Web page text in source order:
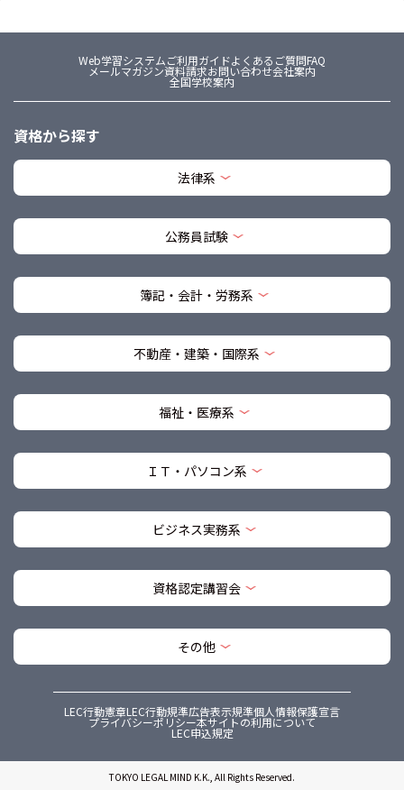
Web学習システムご利用ガイドよくあるご質問FAQ
メールマガジン資料請求お問い合わせ会社案内
全国学校案内
資格から探す
法律系
公務員試験
簿記・会計・労務系
不動産・建築・国際系
福祉・医療系
ＩＴ・パソコン系
ビジネス実務系
資格認定講習会
その他
LEC行動憲章LEC行動規準広告表示規準個人情報保護宣言
プライバシーポリシー本サイトの利用について
LEC申込規定
TOKYO LEGAL MIND K.K., All Rights Reserved.